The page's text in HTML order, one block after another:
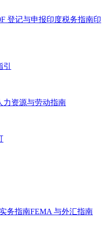
登记与申报印度税务指南印
力资源与劳动指南
务指南FEMA 与外汇指南